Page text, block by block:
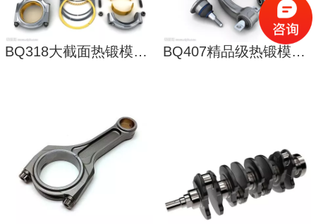
BQ318大截面热锻模具用钢 BQ407精品级热锻模具钢